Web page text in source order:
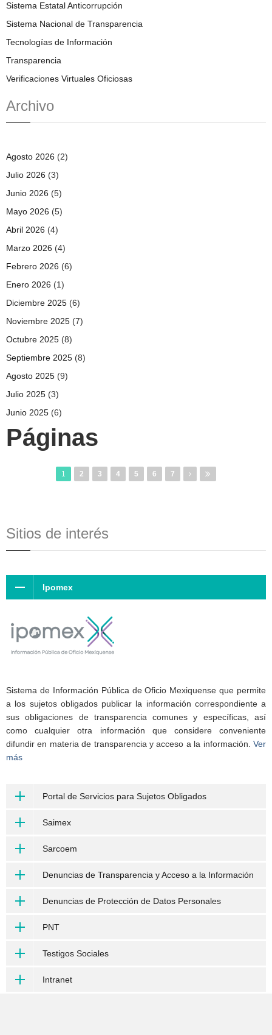
Sistema Estatal Anticorrupción
Sistema Nacional de Transparencia
Tecnologías de Información
Transparencia
Verificaciones Virtuales Oficiosas
Archivo
Agosto 2026 (2)
Julio 2026 (3)
Junio 2026 (5)
Mayo 2026 (5)
Abril 2026 (4)
Marzo 2026 (4)
Febrero 2026 (6)
Enero 2026 (1)
Diciembre 2025 (6)
Noviembre 2025 (7)
Octubre 2025 (8)
Septiembre 2025 (8)
Agosto 2025 (9)
Julio 2025 (3)
Junio 2025 (6)
Páginas
1 2 3 4 5 6 7
Sitios de interés
Ipomex
Sistema de Información Pública de Oficio Mexiquense que permite
a los sujetos obligados publicar la información correspondiente a
sus obligaciones de transparencia comunes y específicas, así
como cualquier otra información que considere conveniente
difundir en materia de transparencia y acceso a la información. Ver
más
Portal de Servicios para Sujetos Obligados
Saimex
Sarcoem
Denuncias de Transparencia y Acceso a la Información
Denuncias de Protección de Datos Personales
PNT
Testigos Sociales
Intranet